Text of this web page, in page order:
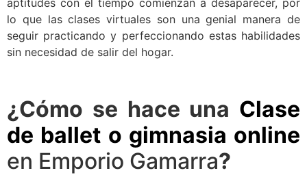
aptitudes con el tiempo comienzan a desaparecer, por
lo que las clases virtuales son una genial manera de
seguir practicando y perfeccionando estas habilidades
sin necesidad de salir del hogar.
¿Cómo se hace una Clase
de ballet o gimnasia online
en Emporio Gamarra?